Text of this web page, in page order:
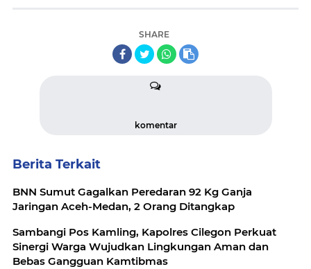
SHARE
komentar
Berita Terkait
BNN Sumut Gagalkan Peredaran 92 Kg Ganja
Jaringan Aceh-Medan, 2 Orang Ditangkap
Sambangi Pos Kamling, Kapolres Cilegon Perkuat
Sinergi Warga Wujudkan Lingkungan Aman dan
Bebas Gangguan Kamtibmas